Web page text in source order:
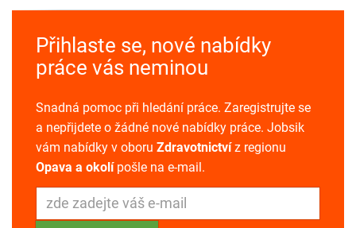
Přihlaste se, nové nabídky
práce vás neminou
Snadná pomoc při hledání práce. Zaregistrujte se
a nepřijdete o žádné nové nabídky práce. Jobsik
vám nabídky v oboru Zdravotnictvíz regionu
Opava a okolípošle na e-mail.